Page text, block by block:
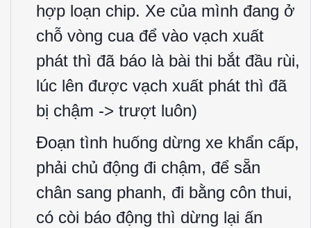
hợp loạn chip. Xe của mình đang ở
chỗ vòng cua để vào vạch xuất
phát thì đã báo là bài thi bắt đầu rùi,
lúc lên được vạch xuất phát thì đã
bị chậm -> trượt luôn)
Đoạn tình huống dừng xe khẩn cấp,
phải chủ động đi chậm, để sẵn
chân sang phanh, đi bằng côn thui,
có còi báo động thì dừng lại ấn